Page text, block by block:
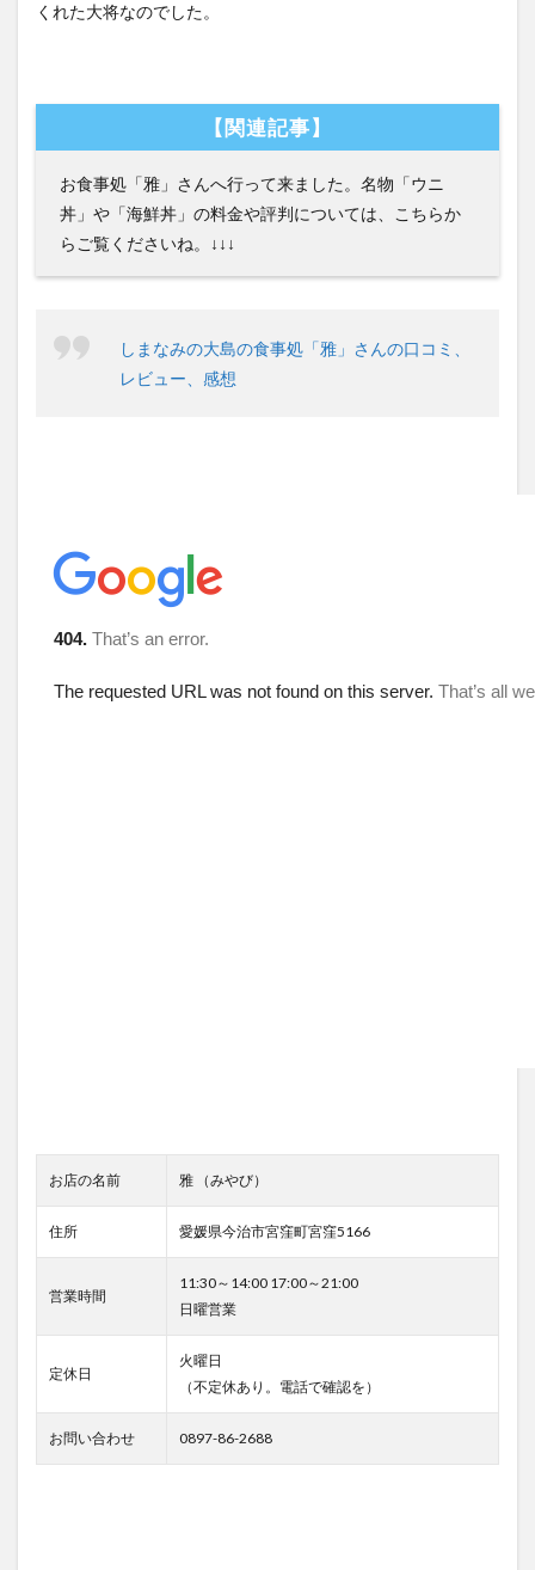
くれた大将なのでした。
【関連記事】
お食事処「雅」さんへ行って来ました。名物「ウニ
丼」や「海鮮丼」の料金や評判については、こちらか
らご覧くださいね。↓↓↓
しまなみの大島の食事処「雅」さんの口コミ、
レビュー、感想
お店の名前 雅 （みやび）
住所 愛媛県今治市宮窪町宮窪5166
営業時間
11:30～14:00 17:00～21:00
日曜営業
定休日
火曜日
（不定休あり。電話で確認を）
お問い合わせ 0897-86-2688